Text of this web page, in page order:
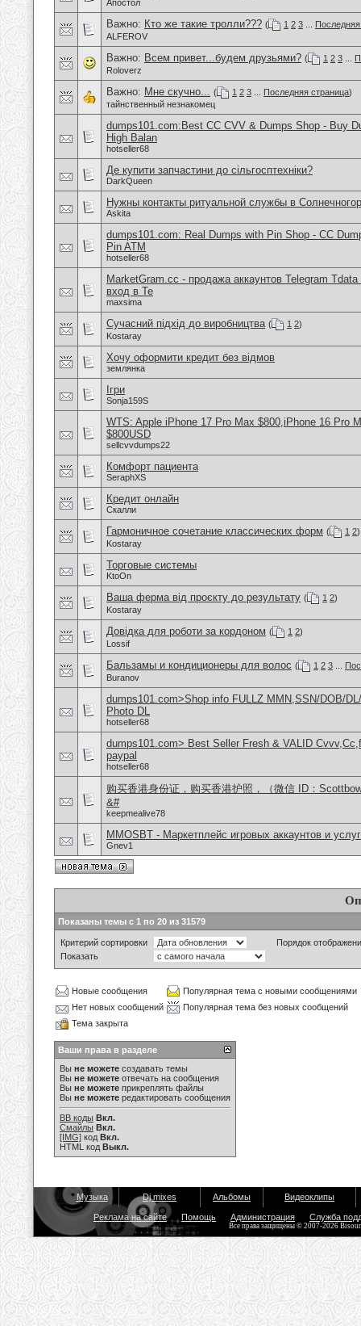
Апостол
Важно: Кто же такие тролли??? ( 1 2 3
ALFEROV
Важно: Всем привет...будем друзьями? ( 1 2 3
Roloverz
Важно: Мне скучно... ( 1 2 3 Последняя страница)
тайнственный незнакомец
dumps101.com:Best CC CVV & Dumps Shop - Buy
High Balan
hotseller68
Де купити запчастини до сільгосптехніки?
DarkQueen
Нужны контакты ритуальной службы в
Askita
dumps101.com: Real Dumps with Pin Shop - CC
Pin ATM
hotseller68
MarketGram.cc - продажа аккаунтов Telegram
вход в Te
maxsima
Сучасний підхід до виробництва ( 1 2)
Kostaray
Хочу оформити кредит без відмов
землянка
Ігри
Sonja159S
WTS: Apple iPhone 17 Pro Max $800,iPhone 16 Pro
$800USD
sellcvvdumps22
Комфорт пациента
SeraphXS
Кредит онлайн
Скалли
Гармоничное сочетание классических форм ( 1 2)
Kostaray
Торговые системы
KtoOn
Ваша ферма від проєкту до результату ( 1 2)
Kostaray
Довідка для роботи за кордоном ( 1 2)
Lossif
Бальзамы и кондиционеры для волос ( 1 2 3
Buranov
dumps101.com>Shop info FULLZ MMN,SSN/DOB/
Photo DL
hotseller68
dumps101.com> Best Seller Fresh & VALID
paypal
hotseller68
购买香港身份证，购买香港护照，（微信 ID：
&#
keepmealive78
MMOSBT - Маркетплейс игровых аккаунтов и услуг
Gnev1
Показаны темы с 1 по 20 из 31579
Критерий сортировки
Порядок
Показать
Новые сообщения
Популярная тема с новыми сообщениями
Нет новых сообщений
Популярная тема без новых сообщений
Тема закрыта
Ваши права в разделе
Вы не можете создавать темы
Вы не можете отвечать на сообщения
Вы не можете прикреплять файлы
Вы не можете редактировать сообщения
BB коды Вкл.
Смайлы Вкл.
[IMG] код Вкл.
HTML код Выкл.
Музыка Dj mixes Альбомы Видеоклипы
Реклама на сайте Помощь Администрация Служба
Все права защищены © 2007-2026